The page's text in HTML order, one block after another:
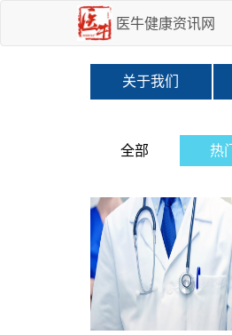
医牛健康资讯网
关于我们
全部 热门